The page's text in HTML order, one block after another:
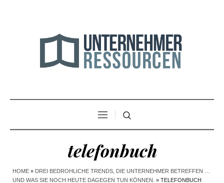
telefonbuch
HOME » DREI BEDROHLICHE TRENDS, DIE UNTERNEHMER BETREFFEN …
UND WAS SIE NOCH HEUTE DAGEGEN TUN KÖNNEN.
» TELEFONBUCH